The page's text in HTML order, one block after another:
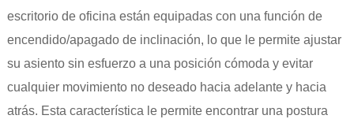
escritorio de oficina están equipadas con una función de
encendido/apagado de inclinación, lo que le permite ajustar
su asiento sin esfuerzo a una posición cómoda y evitar
cualquier movimiento no deseado hacia adelante y hacia
atrás. Esta característica le permite encontrar una postura